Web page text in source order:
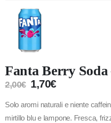
Fanta Berry Soda
2,00€ 1,70€
Solo aromi naturali e niente
mirtillo blu e lampone. Fresca,